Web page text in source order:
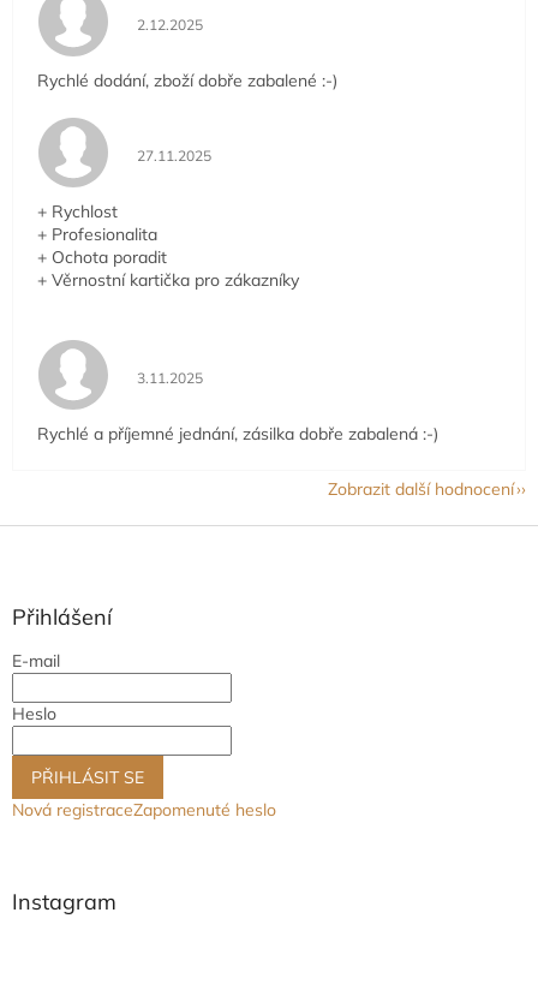
Hodnocení obchodu je 5 z 5 hvězdiček.
2.12.2025
Rychlé dodání, zboží dobře zabalené :-)
Hodnocení obchodu je 5 z 5 hvězdiček.
27.11.2025
+ Rychlost
+ Profesionalita
+ Ochota poradit
+ Věrnostní kartička pro zákazníky
Hodnocení obchodu je 5 z 5 hvězdiček.
3.11.2025
Rychlé a příjemné jednání, zásilka dobře zabalená :-)
Zobrazit další hodnocení
Z
Přihlášení
E-mail
Heslo
PŘIHLÁSIT SE
Nová registraceZapomenuté heslo
Instagram